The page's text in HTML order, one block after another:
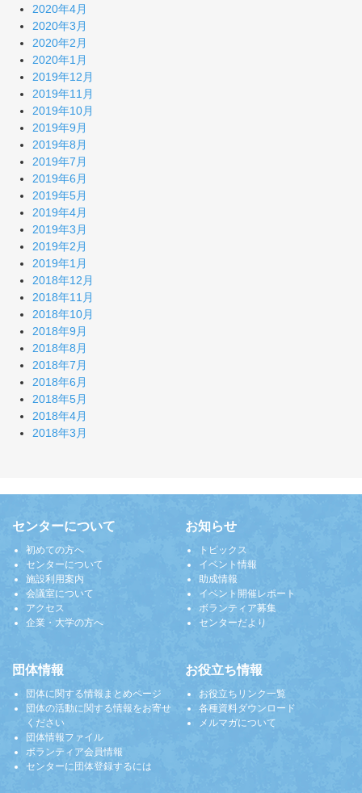
2020年4月
2020年3月
2020年2月
2020年1月
2019年12月
2019年11月
2019年10月
2019年9月
2019年8月
2019年7月
2019年6月
2019年5月
2019年4月
2019年3月
2019年2月
2019年1月
2018年12月
2018年11月
2018年10月
2018年9月
2018年8月
2018年7月
2018年6月
2018年5月
2018年4月
2018年3月
センターについて
初めての方へ
センターについて
施設利用案内
会議室について
アクセス
企業・大学の方へ
お知らせ
トピックス
イベント情報
助成情報
イベント開催レポート
ボランティア募集
センターだより
団体情報
団体に関する情報まとめページ
団体の活動に関する情報をお寄せ
ください
団体情報ファイル
ボランティア会員情報
センターに団体登録するには
お役立ち情報
お役立ちリンク一覧
各種資料ダウンロード
メルマガについて